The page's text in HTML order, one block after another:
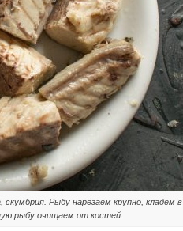
Рыбу нарезаем крупно, кладём в
рыбу очищаем от костей